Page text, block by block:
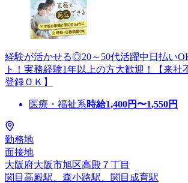
経験が活かせる◎20～50代活躍中日払い
ト！実務経験1年以上の方大歓迎！【来社
登録ＯＫ】
医療・福祉系時給1,400円〜1,550円
勤務地
面接地
大阪府大阪市旭区高殿７丁目
関目高殿駅、森小路駅、関目成育駅